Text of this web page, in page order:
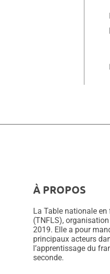
À PROPOS
La Table nationale
(TNFLS),
2019. Elle a pour
principaux acteurs
l’apprentissage du
seconde.